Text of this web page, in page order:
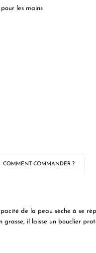
les mains
COMMENT COMMANDER ?
de la peau sèche à se
il laisse un bouclier